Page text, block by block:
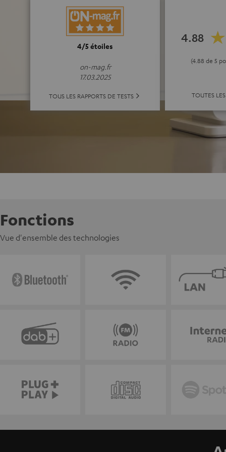
4/5 étoiles
on-mag.fr
17.03.2025
TOUS LES RAPPORTS DE TESTS
4.88
(4.88 de 5
TOUTES
Fonctions
Vue d'ensemble des technologies